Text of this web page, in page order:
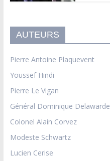
AUTEURS
Pierre Antoine Plaquevent
Youssef Hindi
Pierre Le Vigan
Général Dominique Delawarde
Colonel Alain Corvez
Modeste Schwartz
Lucien Cerise